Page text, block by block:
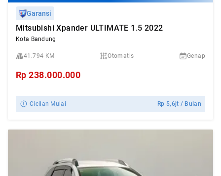
Garansi
Mitsubishi Xpander ULTIMATE 1.5 2022
Kota Bandung
41.794 KM Otomatis Genap
Rp238.000.000
Cicilan Mulai Rp 5,6jt / Bulan